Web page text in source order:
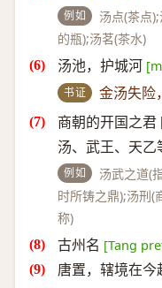
例如
汤点(茶点
的瓶);汤茗(茶水)
汤池，护城河
书证 金汤失险
商朝的开国之
汤、武王、天乙
例如
汤武之道(
时所铸之鼎);汤刑(
称)
古州名 [Tang
唐置，辖境在